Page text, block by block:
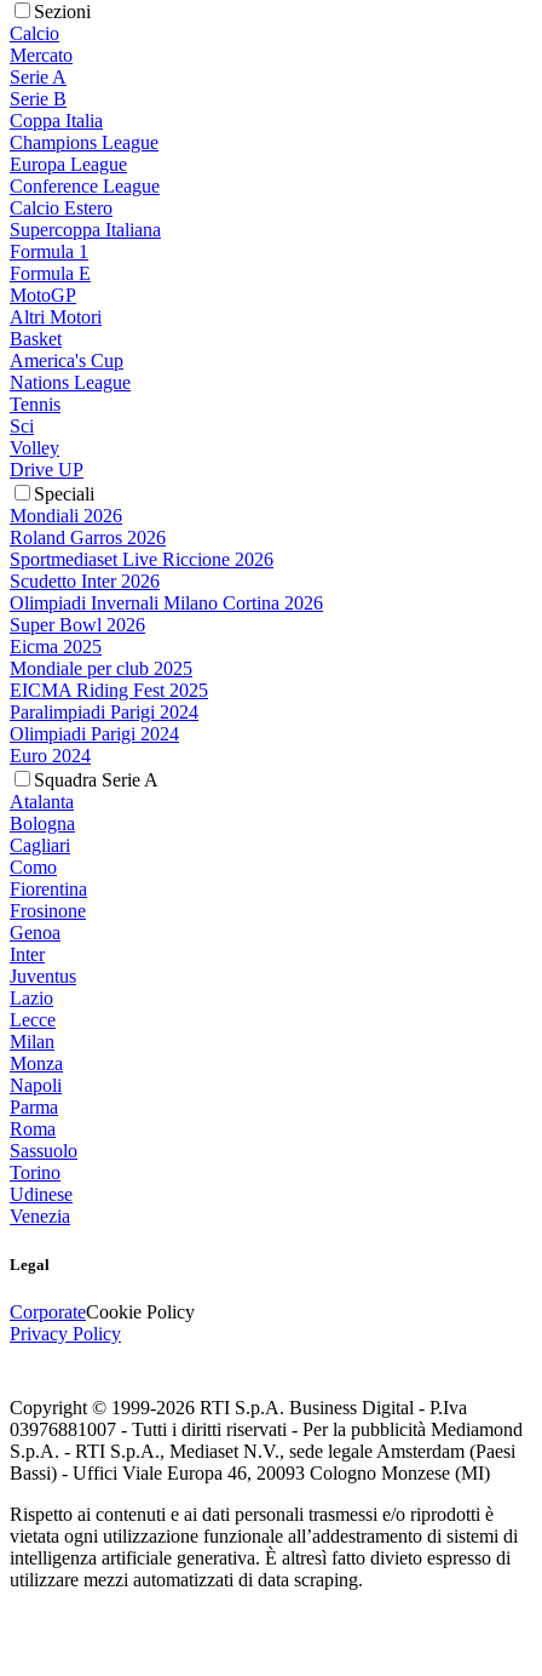
Sezioni
Calcio
Mercato
Serie A
Serie B
Coppa Italia
Champions League
Europa League
Conference League
Calcio Estero
Supercoppa Italiana
Formula 1
Formula E
MotoGP
Altri Motori
Basket
America's Cup
Nations League
Tennis
Sci
Volley
Drive UP
Speciali
Mondiali 2026
Roland Garros 2026
Sportmediaset Live Riccione 2026
Scudetto Inter 2026
Olimpiadi Invernali Milano Cortina 2026
Super Bowl 2026
Eicma 2025
Mondiale per club 2025
EICMA Riding Fest 2025
Paralimpiadi Parigi 2024
Olimpiadi Parigi 2024
Euro 2024
Squadra Serie A
Atalanta
Bologna
Cagliari
Como
Fiorentina
Frosinone
Genoa
Inter
Juventus
Lazio
Lecce
Milan
Monza
Napoli
Parma
Roma
Sassuolo
Torino
Udinese
Venezia
Legal
CorporateCookie Policy
Privacy Policy
Copyright © 1999-2026 RTI S.p.A. Business Digital - P.Iva
03976881007 - Tutti i diritti riservati - Per la pubblicità Mediamond
S.p.A. - RTI S.p.A., Mediaset N.V., sede legale Amsterdam (Paesi
Bassi) - Uffici Viale Europa 46, 20093 Cologno Monzese (MI)
Rispetto ai contenuti e ai dati personali trasmessi e/o riprodotti è
vietata ogni utilizzazione funzionale all’addestramento di sistemi di
intelligenza artificiale generativa. È altresì fatto divieto espresso di
utilizzare mezzi automatizzati di data scraping.